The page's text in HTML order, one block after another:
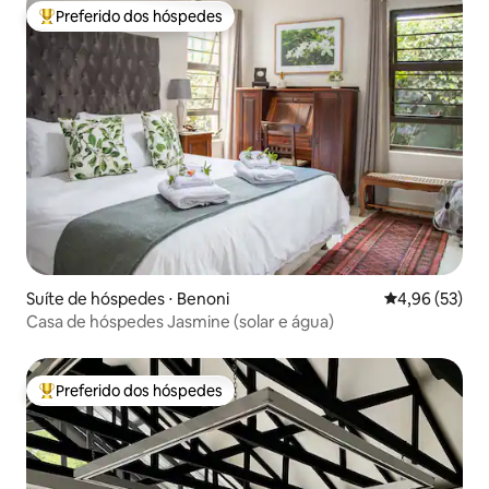
Entre os melhores preferidos dos hóspedes
Preferido dos hóspedes
Suíte de hóspedes ⋅ Benoni 4,96 de uma
4,96 (53)
Casa de hóspedes Jasmine (solar e água)
Entre os melhores preferidos dos hóspedes
Preferido dos hóspedes